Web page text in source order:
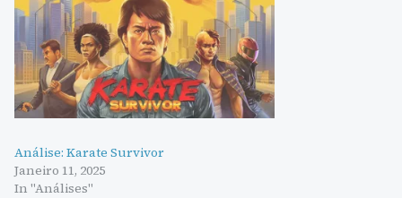
Análise: Karate Survivor
Janeiro 11, 2025
In "Análises"